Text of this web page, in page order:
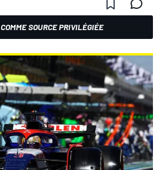
SOURCE PRIVILÉGIÉE